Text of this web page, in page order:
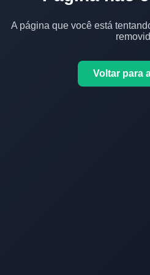
A página que você está
Voltar para